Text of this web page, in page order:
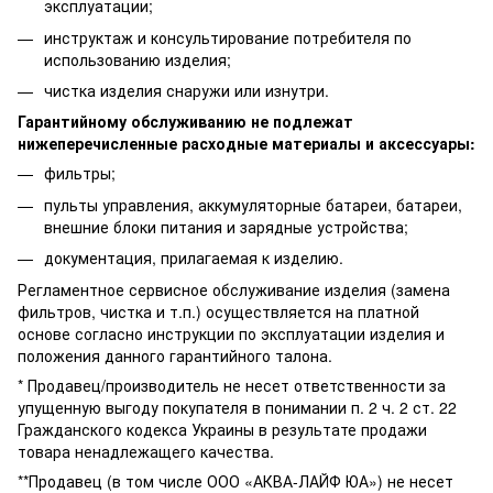
эксплуатации;
инструктаж и консультирование потребителя по
использованию изделия;
чистка изделия снаружи или изнутри.
Гарантийному обслуживанию не подлежат
нижеперечисленные расходные материалы и аксессуары:
фильтры;
пульты управления, аккумуляторные батареи, батареи,
внешние блоки питания и зарядные устройства;
документация, прилагаемая к изделию.
Регламентное сервисное обслуживание изделия (замена
фильтров, чистка и т.п.) осуществляется на платной
основе согласно инструкции по эксплуатации изделия и
положения данного гарантийного талона.
* Продавец/производитель не несет ответственности за
упущенную выгоду покупателя в понимании п. 2 ч. 2 ст. 22
Гражданского кодекса Украины в результате продажи
товара ненадлежащего качества.
**Продавец (в том числе ООО «АКВА-ЛАЙФ ЮА») не несет